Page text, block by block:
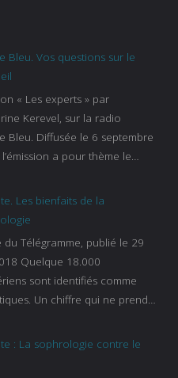
Bleu. Vos questions sur le
« Les experts » par
Kerevel, sur la radio
Bleu. Diffusée le 6 septembre
a pour thème le
www.francebleu.fr/emissions/l
sommeil
Les bienfaits de la
du Télégramme, publié le 29
Quelque 18.000
sont identifiés comme
Un chiffre qui ne prend
« C’est une pathologie qui
à augmenter, souligne
: La sophrologie contre le